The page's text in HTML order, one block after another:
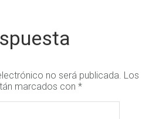
no será publicada. Los
marcados con *